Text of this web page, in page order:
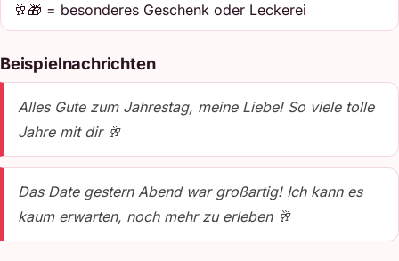
🥂🎁 = besonderes Geschenk oder Leckerei
Beispielnachrichten
Alles Gute zum Jahrestag, meine Liebe! So viele tolle
Jahre mit dir 🥂
Das Date gestern Abend war großartig! Ich kann es
kaum erwarten, noch mehr zu erleben 🥂